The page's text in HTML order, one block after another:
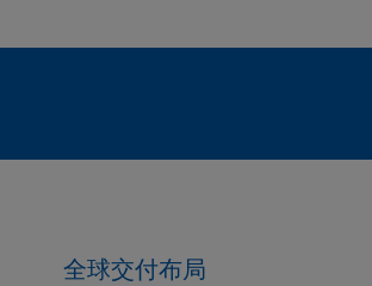
全球交付布局